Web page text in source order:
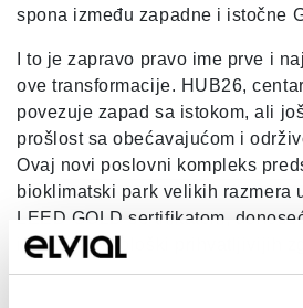
spona između zapadne i istočne
I to je zapravo pravo ime prve i
ove transformacije. HUB26,
povezuje zapad sa istokom, ali
prošlost sa obećavajućom i
Ovaj novi poslovni kompleks
bioklimatski park velikih razmera
LEED GOLD sertifikatom,
izgradnju ekološki prihvatljivijih